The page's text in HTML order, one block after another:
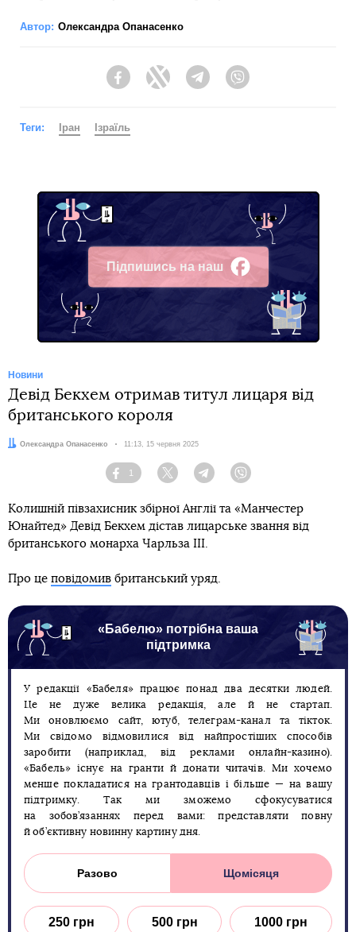
Автор: Олександра Опанасенко
FacebookTwitter Telegram
Теги: Іран Ізраїль
Підпишись на наш
Facebook
Новини
Девід Бекхем отримав титул лицаря від
британського короля
Автор:
Олександра Опанасенко Дата:
11:13, 15 червня 2025
Facebook
1
Twitter TelegramViber
Колишній півзахисник збірної Англії та «Манчестер
Юнайтед» Девід Бекхем дістав лицарське звання від
британського монарха Чарльза ІІІ.
Про це повідомив британський уряд.
«Бабелю» потрібна ваша
підтримка
У редакції «Бабеля» працює понад два десятки людей.
Це не дуже велика редакція, але й не стартап.
Ми оновлюємо сайт, ютуб, телеграм-канал та тікток.
Ми свідомо відмовилися від найпростіших способів
заробити (наприклад, від реклами онлайн-казино).
«Бабель» існує на гранти й донати читачів. Ми хочемо
менше покладатися на грантодавців і більше — на вашу
підтримку. Так ми зможемо сфокусуватися
на зобов’язаннях перед вами: представляти повну
й об’єктивну новинну картину дня.
Разово Щомісяця
250 грн 500 грн 1000 грн